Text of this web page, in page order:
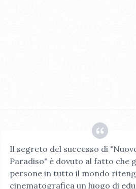
Il segreto del successo di
Paradiso" è dovuto al fatto che
persone in tutto il mondo
cinematografica un luogo di